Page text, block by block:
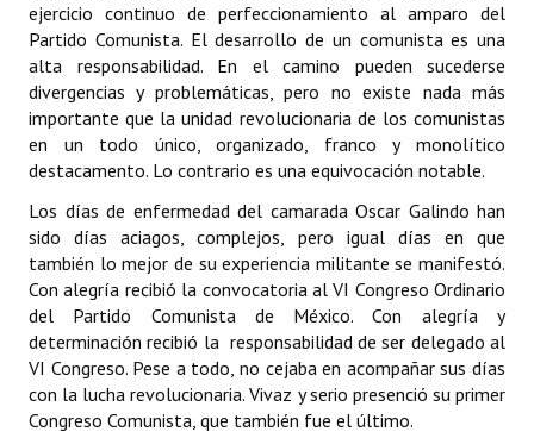
ejercicio continuo de perfeccionamiento al amparo del
Partido Comunista. El desarrollo de un comunista es una
alta responsabilidad. En el camino pueden sucederse
divergencias y problemáticas, pero no existe nada más
importante que la unidad revolucionaria de los comunistas
en un todo único, organizado, franco y monolítico
destacamento. Lo contrario es una equivocación notable.
Los días de enfermedad del camarada Oscar Galindo han
sido días aciagos, complejos, pero igual días en que
también lo mejor de su experiencia militante se manifestó.
Con alegría recibió la convocatoria al VI Congreso Ordinario
del Partido Comunista de México. Con alegría y
determinación recibió la responsabilidad de ser delegado al
VI Congreso. Pese a todo, no cejaba en acompañar sus días
con la lucha revolucionaria. Vivaz y serio presenció su primer
Congreso Comunista, que también fue el último.